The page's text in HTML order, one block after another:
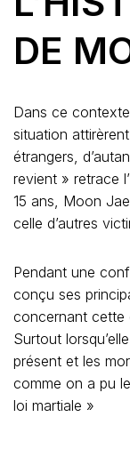
DE
Dans ce
situation
étrangers,
revient » retrace
15 ans, Moon
celle d’autres
Pendant une
conçu ses
concernant cette
Surtout
présent et les
comme on a pu
loi martiale »